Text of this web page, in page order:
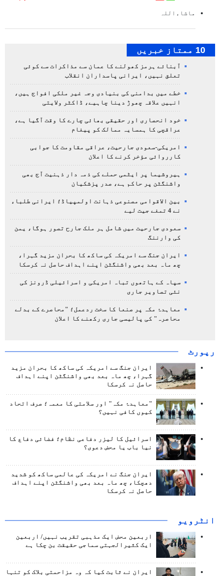
ماشاءاللہ
10 ممتاز خبریں
آبنائے ہرمز کھولنے کا عمان سے مذاکرات سے کوئی
تعلق نہیں، ایرانی پاسداران انقلاب
خطے میں بدامنی کی بنیادی وجہ غیر ملکی افواج ہیں،
انہیں علاقہ چھوڑ دینا چاہیے، ڈاکٹر ولایتی
خود انحصاری اور حقیقی بھائی چارے کا وقت آگیا ہے،
عراقچی کا ہمسایہ ممالک کو پیغام
امریکی-سعودی جارحیت، عراقی مقاومت کا جوابی
کارروائی مؤخر کرنے کا اعلان
ہیروشیما پر ایٹمی حملے کی ذمہ دار ذہنیت آج بھی
واشنگٹن پر حاکم ہے، صدر پزشکیان
بین الاقوامی مصنوعی ذہانت اولمپیاڈ؛ ایرانی طلباء
نے 4 تمغے جیت لیے
سعودی جارحیت میں شامل ہر ملک جارح تصور ہوگا، یمن
کی وارننگ
ایران جنگ سے امریکہ کی ساکھ کا بحران مزید گہرا،
چھ ماہ بعد بھی واشنگٹن اپنے اہداف حاصل نہ کرسکا
سپاہ کے ہاتھوں تباہ امریکی و اسرائیلی ڈرونز کی
نئی تصاویر جاری
معاہدۂ مکہ پر صنعا کا سخت ردعمل؛ "محاصرے کے بدلے
محاصرہ" کی پالیسی جاری رکھنے کا اعلان
رپورٹ
ایران جنگ سے امریکہ کی ساکھ کا بحران مزید
گہرا، چھ ماہ بعد بھی واشنگٹن اپنے اہداف
حاصل نہ کرسکا
"معاہدۂ مکہ" اور سلامتی کا معمہ؛ صرف اتحاد
کیوں کافی نہیں؟
اسرائیل کا لیزر دفاعی نظام؛ فضائی دفاع کا
نیا باب یا محض دعوی؟
ایران جنگ نے امریکہ کی عالمی ساکھ کو شدید
دھچکا، چھ ماہ بعد بھی واشنگٹن اپنے اہداف
حاصل نہ کرسکا
انٹرويو
اربعین محض ایک مذہبی تقریب نہیں/ اربعین
ایک کثیرالجہتی سماجی حقیقت بن چکا ہے
ایران نے ثابت کیا کہ وہ مزاحمتی بلاک کو تنہا